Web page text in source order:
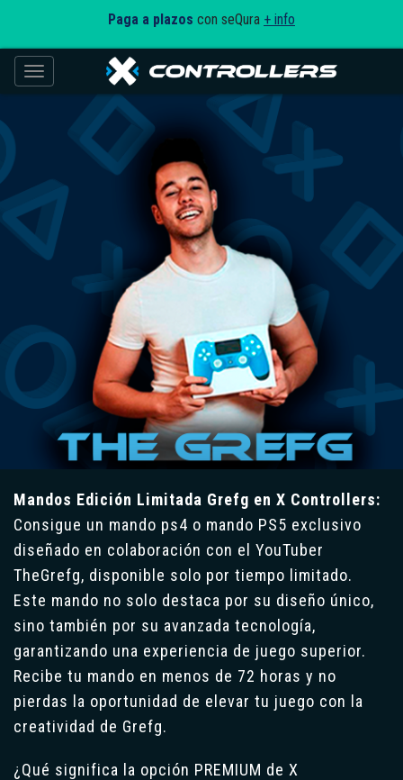
Paga a plazos con seQura + info
Toggle navigation
Mandos Edición Limitada Grefg en X Controllers:
Consigue un mando ps4 o mando PS5 exclusivo
diseñado en colaboración con el YouTuber
TheGrefg, disponible solo por tiempo limitado.
Este mando no solo destaca por su diseño único,
sino también por su avanzada tecnología,
garantizando una experiencia de juego superior.
Recibe tu mando en menos de 72 horas y no
pierdas la oportunidad de elevar tu juego con la
creatividad de Grefg.
¿Qué significa la opción PREMIUM de X